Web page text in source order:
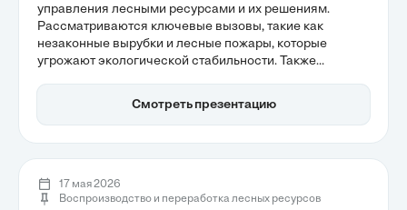
управления лесными ресурсами и их решениям.
Рассматриваются ключевые вызовы, такие как
незаконные вырубки и лесные пожары, которые
угрожают экологической стабильности. Также
мониторинга и устойчивого лесопользования, которые
могут помочь эффективно управлять лесами и
Смотреть презентацию
17 мая 2026
Воспроизводство и переработка лесных ресурсов